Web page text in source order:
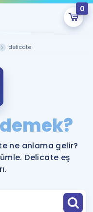
0
onlarca eğitim seni
delicate
ne anlama gelir?
Delicate eş